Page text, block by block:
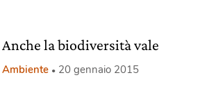
Anche la biodiversità vale
Ambiente 20 gennaio 2015